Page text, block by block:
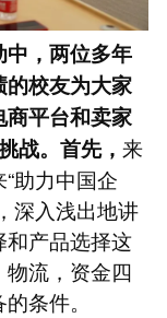
，两位多年
校友为大家
平台和卖家
战。首先， 来
助力中国企
深入浅出地讲
产品选择这
流，资金四
条件。